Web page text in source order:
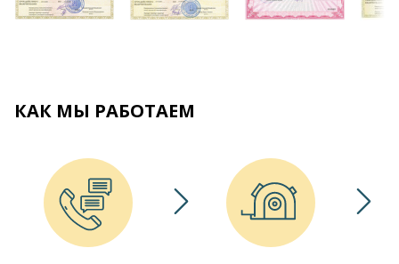
КАК МЫ РАБОТАЕМ